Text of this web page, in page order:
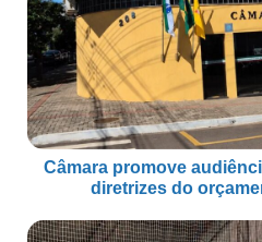
Câmara promove
diretrizes do